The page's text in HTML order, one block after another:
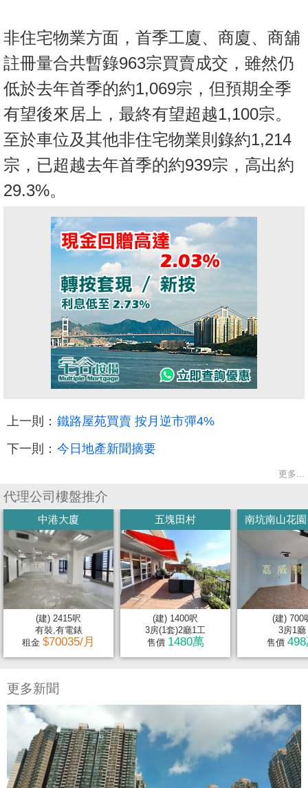
非住宅物業方面，首季工廈、商廈、商舖
註冊量合共暫錄963宗買賣成交，雖然仍
低於去年首季的約1,069宗，但預期全季
有望後來居上，最終有望超越1,100宗。
至於車位及其他非住宅物業則錄約1,214
宗，已超越去年首季的約939宗，高出約
29.3%。
上一則： 鐵路屋苑買賣 按月逆市彈4%
下一則： 今日地產新聞摘要
更多...
代理公司樓盤推介
中港大廈
(建) 2415呎
有裝,有電錶
租金 $70035/月
五塊田村
(建) 1400呎
3房(1套)2廳1工
售價 1480萬
南坑南山花
(建) 700
3房1廳
售價
更多新聞